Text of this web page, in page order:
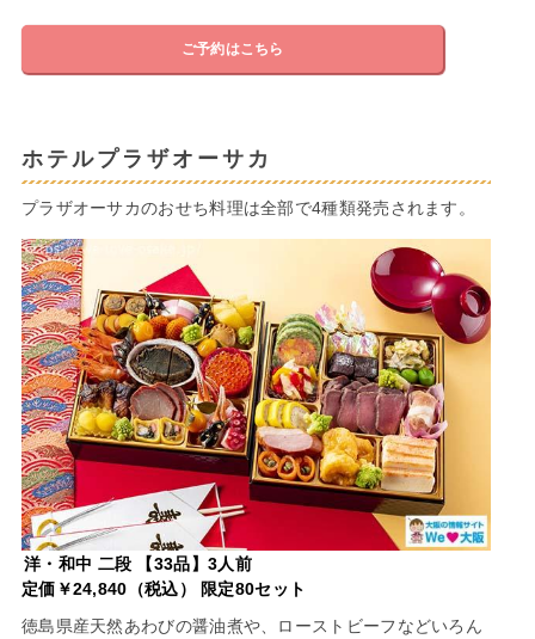
ご予約はこちら
ホテルプラザオーサカ
プラザオーサカのおせち料理は全部で4種類発売されます。
洋・和中 二段 【33品】3人前
定価￥24,840（税込） 限定80セット
徳島県産天然あわびの醤油煮や、ローストビーフなどいろん